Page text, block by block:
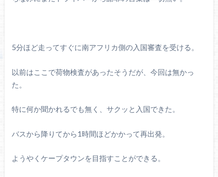
5分ほど走ってすぐに南アフリカ側の入国審査を受ける。
以前はここで荷物検査があったそうだが、今回は無かっ
た。
特に何か聞かれるでも無く、サクッと入国できた。
バスから降りてから1時間ほどかかって再出発。
ようやくケープタウンを目指すことができる。